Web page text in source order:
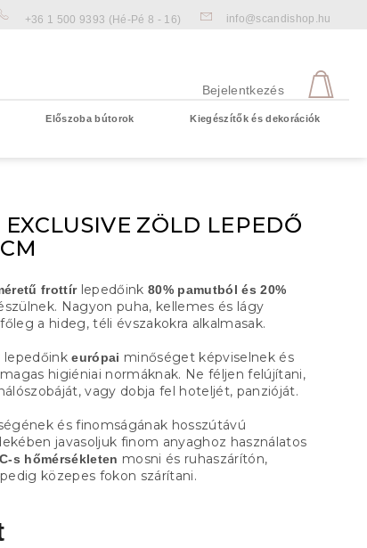
+36 1 500 9393 (Hé-Pé 8 - 16) info@scandishop.hu
Bejelentkezés
Előszoba bútorok Kiegészítők és dekorációk
ZÖLD LEPEDŐ
frottír lepedőink80% pamutból és 20%
Nagyon puha, kellemes és lágy
a hideg, téli évszakokra alkalmasak.
lepedőinkeurópai minőséget képviselnek és
higiéniai normáknak. Ne féljen felújítani,
vagy dobja fel hoteljét, panzióját.
és finomságának hosszútávú
javasoljuk finom anyaghoz használatos
s hőmérsékleten mosni és ruhaszárítón,
közepes fokon szárítani.